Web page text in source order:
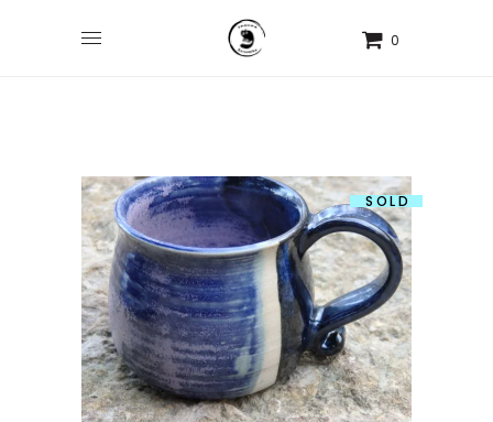
0
SOLD